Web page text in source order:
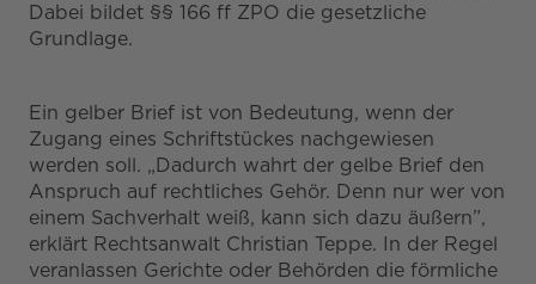
Dabei bildet §§ 166 ff ZPO die gesetzliche
Grundlage.
Ein gelber Brief ist von Bedeutung, wenn der
Zugang eines Schriftstückes nachgewiesen
werden soll. „Dadurch wahrt der gelbe Brief den
Anspruch auf rechtliches Gehör. Denn nur wer von
einem Sachverhalt weiß, kann sich dazu äußern”,
erklärt Rechtsanwalt Christian Teppe. In der Regel
veranlassen Gerichte oder Behörden die förmliche